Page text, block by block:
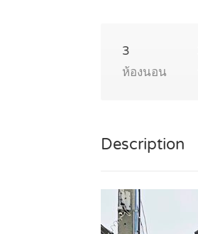
3
ห้องนอน
Description